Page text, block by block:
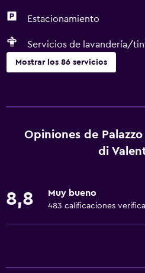
Estacionamiento
Servicios de lavandería/
Mostrar los 86 servicios
Copas
Tetera eléctrica
Utensilios de cocina
Cocina
Opiniones de
di
8,8 Muy bueno
483 calificaciones